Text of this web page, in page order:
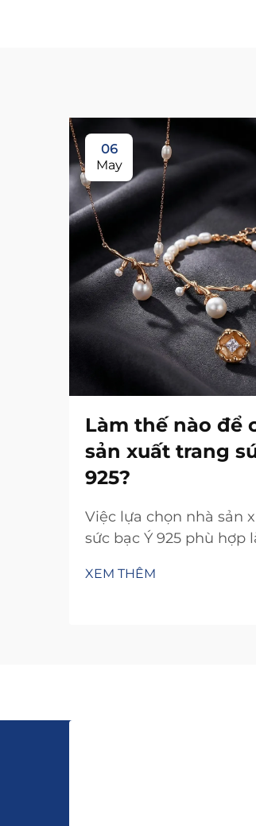
06
May
Làm thế nào để
sản xuất trang
925?
Việc lựa chọn nhà sản
sức bạc Ý 925 phù hợp
ảnh hưởng đến chất
XEM THÊM